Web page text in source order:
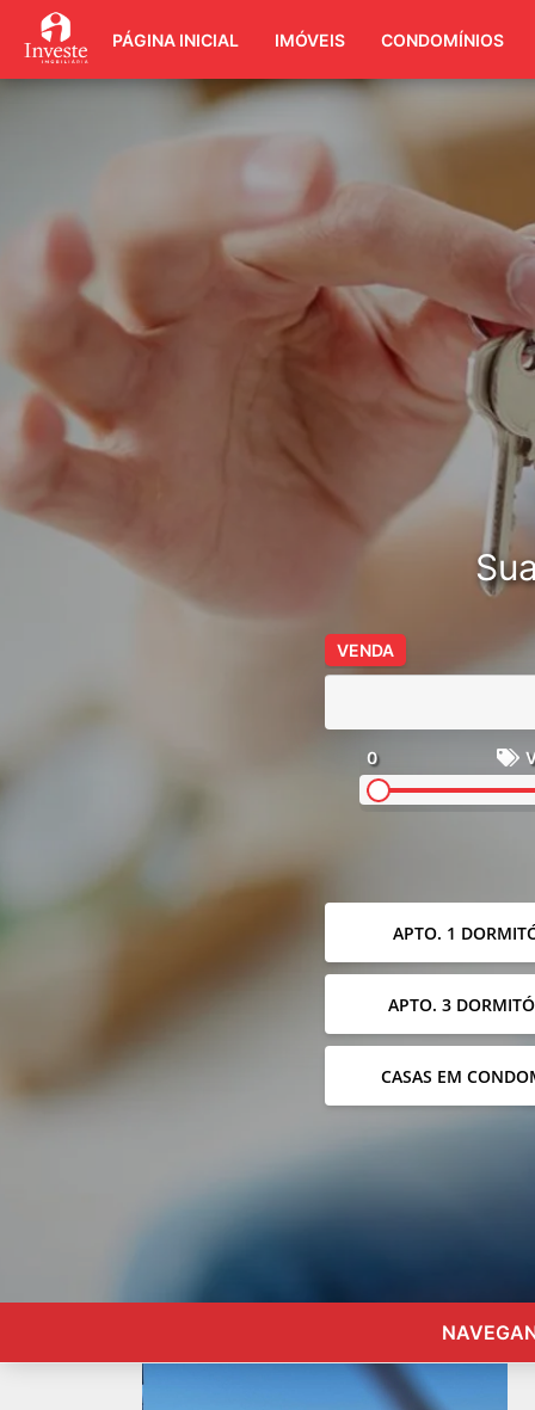
PÁGINA INICIAL IMÓVEIS CONDOMÍNIOS
VENDA
0
APTO. 1
APTO. 3
CASAS EM